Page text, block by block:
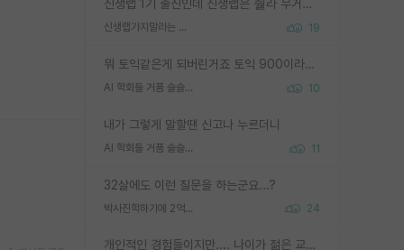
신생랩 1기 출신인데 신생랩은 줠라 무거운 바벨 같은거임. 들면 대박인데 못들면 깔려 죽음. 아무도 알려주지 않는 환경에서 자생해야하지만, 일단 살아남았다면 그 어떤 사람보다 악착같고 생존력 높은 사람으로 거듭날 수 있음
신생랩가지말라는 이유가 있었구나 19
뭐 토익같은게 되버린거죠 토익 900이라고 영어잘하는건 아닙니다만 잘하는사람은 다 900을 넘는 그런
AI 학회들 거품 슬슬 지적이 나오네요 10
내가 그렇게 말할땐 신고나 누르더니
AI 학회들 거품 슬슬 지적이 나오네요 11
32살에도 이런 질문을 하는군요...?
박사진학하기에 2억은 괜찮은 (?) 정도의 경제력인가요 24
개인적인 경험들이지만.... 나이가 젊은 교수일수록 꼰대라는 가면을 쓴 채로 무례함을 행동하는 경우가 거의 90% 정도였음. 나이가 어린데 다른 또래들과 달리 명예, 권력, 재력까지 얻었으니 세상 다 가진 기분이겠지. 오히러 나이 든 교수들이 행동과 말을 더 조심하시더라.